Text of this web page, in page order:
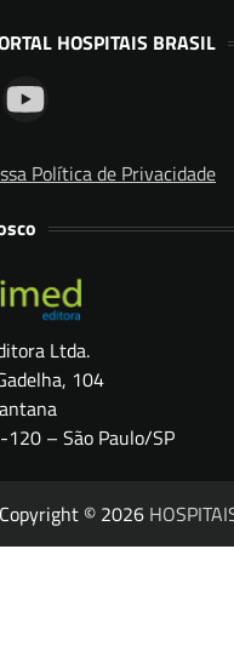
HOSPITAIS BRASIL
Política de Privacidade
Ltda.
104
120 – São Paulo/SP
Copyright © 2026